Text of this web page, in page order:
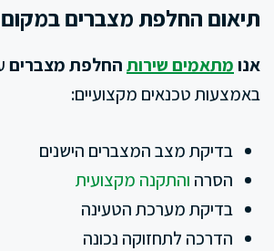
תיאום החלפת מצברים במקום
אנומתאמים שירותהחלפת מצברים
באמצעות טכנאים מקצועיים:
בדיקת מצב המצברים הישנים
הסרה והתקנה מקצועית
בדיקת מערכת הטעינה
הדרכה לתחזוקה נכונה